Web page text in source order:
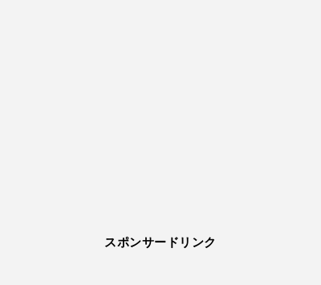
スポンサードリンク